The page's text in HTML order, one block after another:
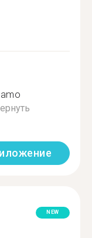
NEW